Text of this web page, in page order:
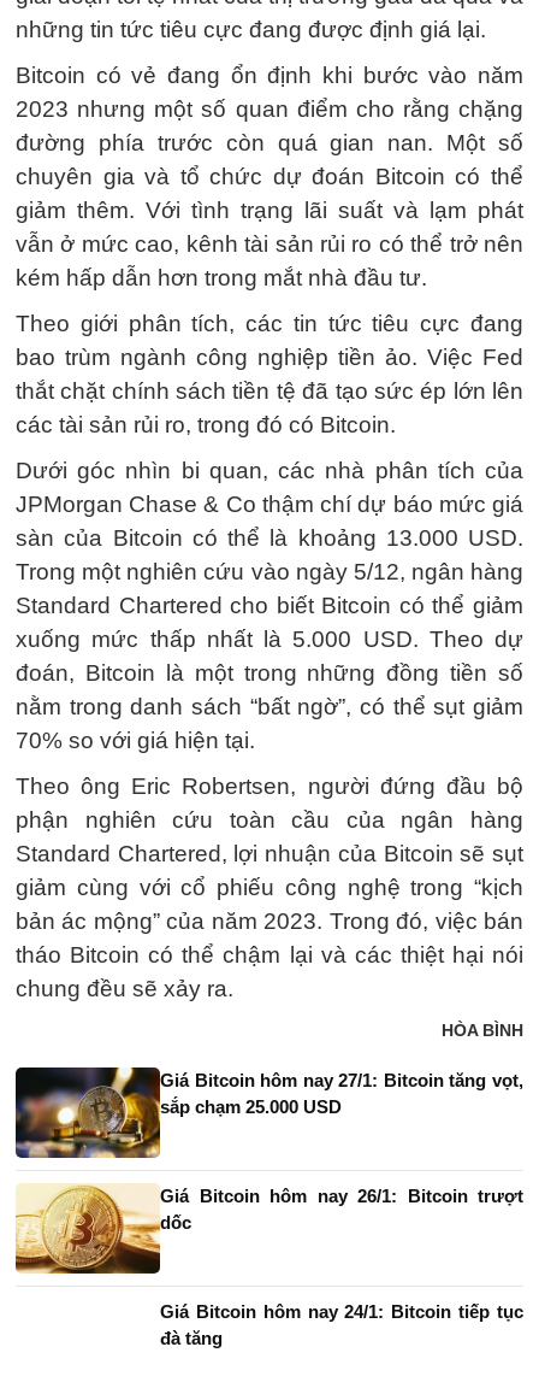
những tin tức tiêu cực đang được định giá lại.
Bitcoin có vẻ đang ổn định khi bước vào năm
2023 nhưng một số quan điểm cho rằng chặng
đường phía trước còn quá gian nan. Một số
chuyên gia và tổ chức dự đoán Bitcoin có thể
giảm thêm. Với tình trạng lãi suất và lạm phát
vẫn ở mức cao, kênh tài sản rủi ro có thể trở nên
kém hấp dẫn hơn trong mắt nhà đầu tư.
Theo giới phân tích, các tin tức tiêu cực đang
bao trùm ngành công nghiệp tiền ảo. Việc Fed
thắt chặt chính sách tiền tệ đã tạo sức ép lớn lên
các tài sản rủi ro, trong đó có Bitcoin.
Dưới góc nhìn bi quan, các nhà phân tích của
JPMorgan Chase & Co thậm chí dự báo mức giá
sàn của Bitcoin có thể là khoảng 13.000 USD.
Trong một nghiên cứu vào ngày 5/12, ngân hàng
Standard Chartered cho biết Bitcoin có thể giảm
xuống mức thấp nhất là 5.000 USD. Theo dự
đoán, Bitcoin là một trong những đồng tiền số
nằm trong danh sách “bất ngờ”, có thể sụt giảm
70% so với giá hiện tại.
Theo ông Eric Robertsen, người đứng đầu bộ
phận nghiên cứu toàn cầu của ngân hàng
Standard Chartered, lợi nhuận của Bitcoin sẽ sụt
giảm cùng với cổ phiếu công nghệ trong “kịch
bản ác mộng” của năm 2023. Trong đó, việc bán
tháo Bitcoin có thể chậm lại và các thiệt hại nói
chung đều sẽ xảy ra.
HÒA BÌNH
Giá Bitcoin hôm nay 27/1: Bitcoin tăng vọt,
sắp chạm 25.000 USD
Giá Bitcoin hôm nay 26/1: Bitcoin trượt
dốc
Giá Bitcoin hôm nay 24/1: Bitcoin tiếp tục
đà tăng